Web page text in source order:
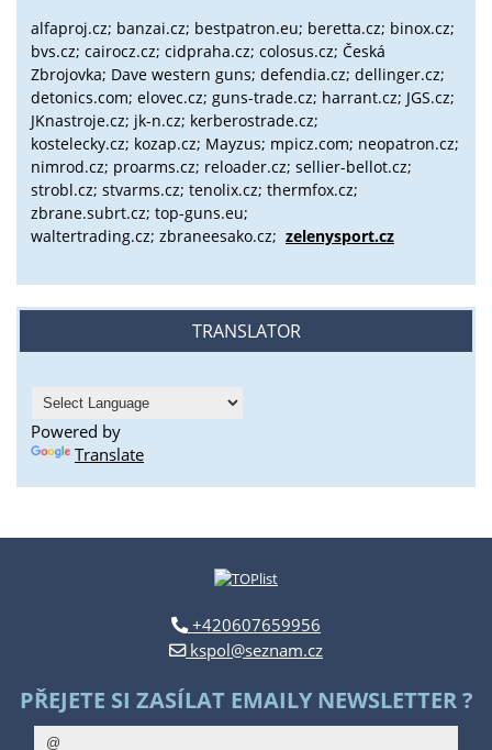
alfaproj.cz; banzai.cz; bestpatron.eu; beretta.cz; binox.cz;
bvs.cz; cairocz.cz; cidpraha.cz; colosus.cz; Česká
Zbrojovka; Dave western guns; defendia.cz; dellinger.cz;
detonics.com; elovec.cz; guns-trade.cz; harrant.cz; JGS.cz;
JKnastroje.cz; jk-n.cz; kerberostrade.cz;
kostelecky.cz; kozap.cz; Mayzus; mpicz.com; neopatron.cz;
nimrod.cz; proarms.cz; reloader.cz; sellier-bellot.cz;
strobl.cz; stvarms.cz; tenolix.cz; thermfox.cz;
zbrane.subrt.cz; top-guns.eu;
waltertrading.cz; zbraneesako.cz; zelenysport.cz
TRANSLATOR
Powered by
Translate
+420607659956
kspol@seznam.cz
PŘEJETE SI ZASÍLAT EMAILY NEWSLETTER ?